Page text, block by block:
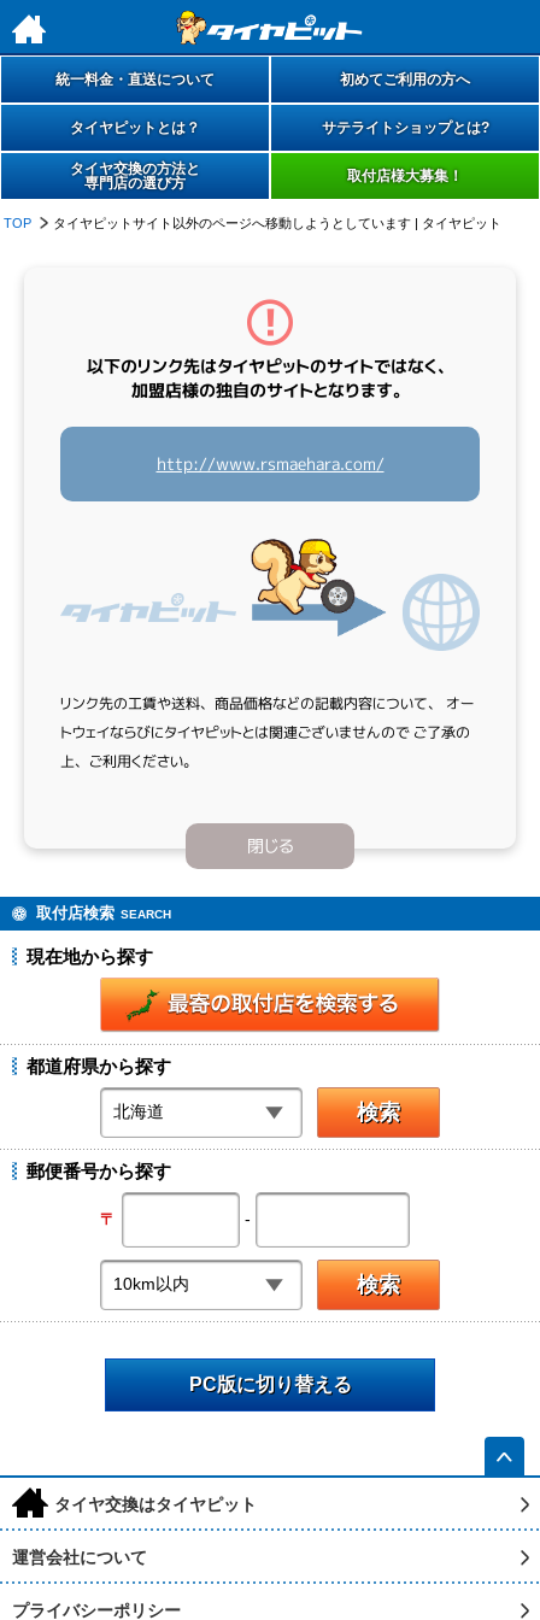
h
統一料金・直送について 初めてご利用の方へ
タイヤピットとは？ サテライトショップとは?
タイヤ交換の方法と
専門店の選び方
取付店様大募集！
TOP タイヤピットサイト以外のページへ移動しようとしています | タイヤピット
以下のリンク先はタイヤピットのサイトではなく、
加盟店様の独自のサイトとなります。
http://www.rsmaehara.com/
リンク先の工賃や送料、商品価格などの記載内容について、
オー
トウェイならびにタイヤピットとは関連ございませんので ご了承の
上、ご利用ください。
閉じる
取付店検索 SEARCH
現在地から探す
都道府県から探す
郵便番号から探す
〒 -
PC版に切り替える
h タイヤ交換はタイヤピット
運営会社について
プライバシーポリシー